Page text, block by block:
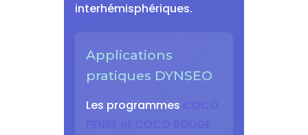
interhémisphériques.
Applications
pratiques DYNSEO
Les programmes